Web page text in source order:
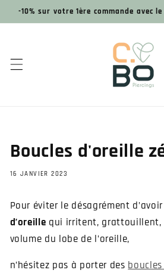
passer
au
-10% sur votre 1ère commande avec le
Boucles d'oreille
16 JANVIER 2023
Pour éviter le désagrément
d’oreille qui irritent, grattouillent,
volume du lobe de l’oreille,
n’hésitez pas à porter des